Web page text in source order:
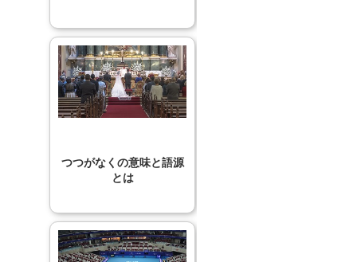
つつがなくの意味と語源
とは